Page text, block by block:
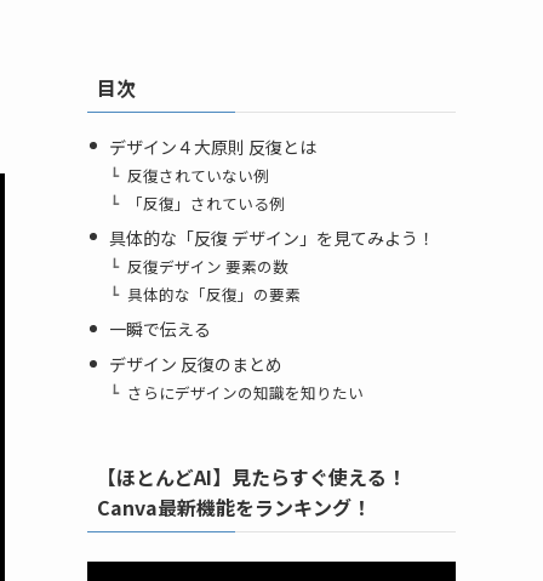
目次
デザイン４大原則 反復とは
反復されていない例
「反復」されている例
具体的な「反復 デザイン」を見てみよう！
反復デザイン 要素の数
具体的な「反復」の要素
一瞬で伝える
デザイン 反復のまとめ
さらにデザインの知識を知りたい
【ほとんどAI】見たらすぐ使える！
Canva最新機能をランキング！